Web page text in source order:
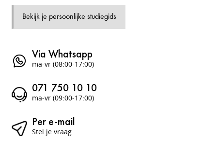
Bekijk je persoonlijke studiegids
Via Whatsapp
ma-vr (08:00-17:00)
071 750 10 10
ma-vr (09:00-17:00)
Per e-mail
Stel je vraag